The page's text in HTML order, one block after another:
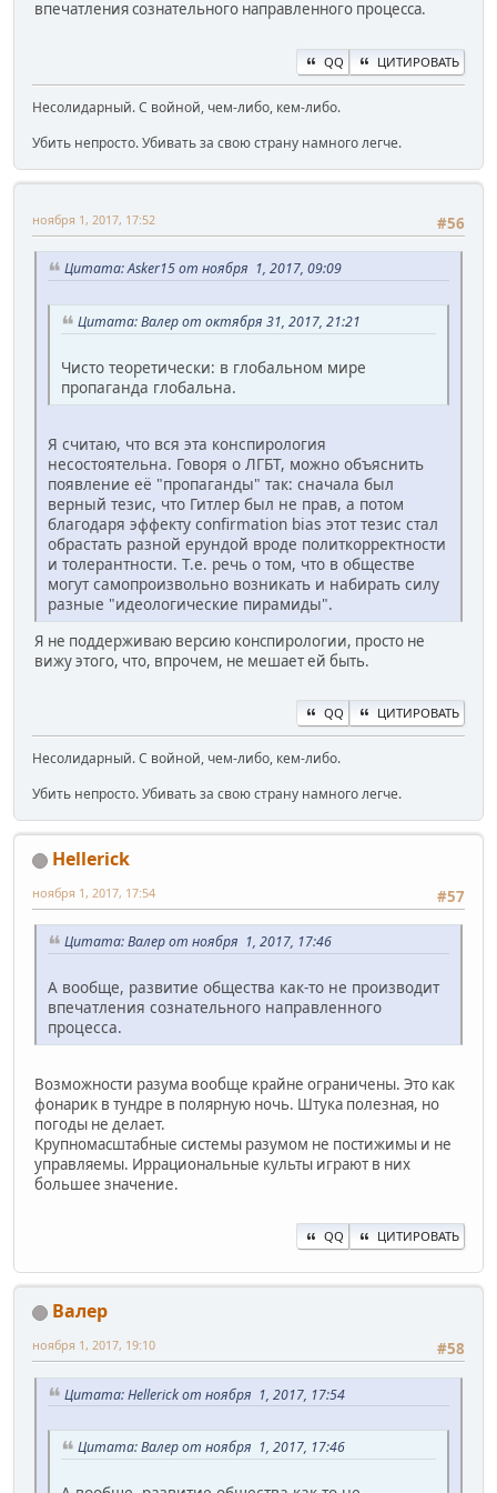
впечатления сознательного направленного процесса.
QQ ЦИТИРОВАТЬ
Несолидарный. С войной, чем-либо, кем-либо.
Убить непросто. Убивать за свою страну намного легче.
#56
ноября 1, 2017, 17:52
Цитата: Asker15 от ноября 1, 2017, 09:09
Цитата: Валер от октября 31, 2017, 21:21
Чисто теоретически: в глобальном мире
пропаганда глобальна.
Я считаю, что вся эта конспирология
несостоятельна. Говоря о ЛГБТ, можно объяснить
появление её "пропаганды" так: сначала был
верный тезис, что Гитлер был не прав, а потом
благодаря эффекту confirmation bias этот тезис стал
обрастать разной ерундой вроде политкорректности
и толерантности. Т.е. речь о том, что в обществе
могут самопроизвольно возникать и набирать силу
разные "идеологические пирамиды".
Я не поддерживаю версию конспирологии, просто не
вижу этого, что, впрочем, не мешает ей быть.
QQ ЦИТИРОВАТЬ
Несолидарный. С войной, чем-либо, кем-либо.
Убить непросто. Убивать за свою страну намного легче.
Hellerick
#57
ноября 1, 2017, 17:54
Цитата: Валер от ноября 1, 2017, 17:46
А вообще, развитие общества как-то не производит
впечатления сознательного направленного
процесса.
Возможности разума вообще крайне ограничены. Это как
фонарик в тундре в полярную ночь. Штука полезная, но
погоды не делает.
Крупномасштабные системы разумом не постижимы и не
управляемы. Иррациональные культы играют в них
большее значение.
QQ ЦИТИРОВАТЬ
Валер
#58
ноября 1, 2017, 19:10
Цитата: Hellerick от ноября 1, 2017, 17:54
Цитата: Валер от ноября 1, 2017, 17:46